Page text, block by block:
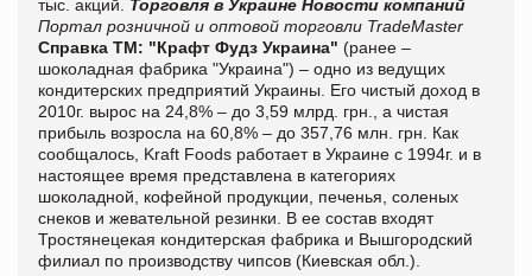
тыс. акций. Торговля в Украине Новости компаний
Портал розничной и оптовой торговли TradeMaster
Справка ТМ: "Крафт Фудз Украина" (ранее –
шоколадная фабрика "Украина") – одно из ведущих
кондитерских предприятий Украины. Его чистый доход в
2010г. вырос на 24,8% – до 3,59 млрд. грн., а чистая
прибыль возросла на 60,8% – до 357,76 млн. грн. Как
сообщалось, Kraft Foods работает в Украине с 1994г. и в
настоящее время представлена в категориях
шоколадной, кофейной продукции, печенья, соленых
снеков и жевательной резинки. В ее состав входят
Тростянецекая кондитерская фабрика и Вышгородский
филиал по производству чипсов (Киевская обл.).